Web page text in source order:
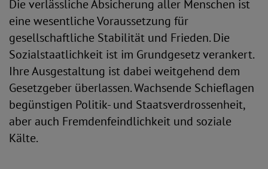
Die verlässliche Absicherung aller Menschen ist
eine wesentliche Voraussetzung für
gesellschaftliche Stabilität und Frieden. Die
Sozialstaatlichkeit ist im Grundgesetz verankert.
Ihre Ausgestaltung ist dabei weitgehend dem
Gesetzgeber überlassen. Wachsende Schieflagen
begünstigen Politik- und Staatsverdrossenheit,
aber auch Fremdenfeindlichkeit und soziale
Kälte.